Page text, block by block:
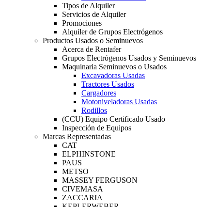
Tipos de Alquiler
Servicios de Alquiler
Promociones
Alquiler de Grupos Electrógenos
Productos Usados o Seminuevos
Acerca de Rentafer
Grupos Electrógenos Usados y Seminuevos
Maquinaria Seminuevos o Usados
Excavadoras Usadas
Tractores Usados
Cargadores
Motoniveladoras Usadas
Rodillos
(CCU) Equipo Certificado Usado
Inspección de Equipos
Marcas Representadas
CAT
ELPHINSTONE
PAUS
METSO
MASSEY FERGUSON
CIVEMASA
ZACCARIA